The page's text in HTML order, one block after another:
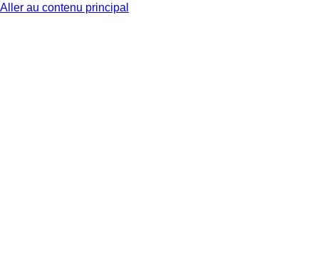
Aller au contenu principal